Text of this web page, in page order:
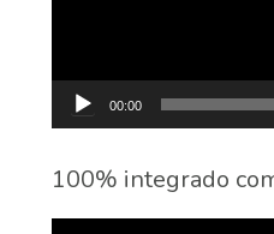
00:00
100% integrado